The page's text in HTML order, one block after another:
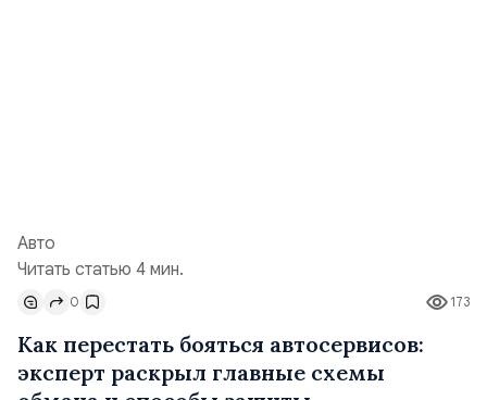
Авто
Читать статью 4 мин.
173
0
Как перестать бояться автосервисов:
эксперт раскрыл главные схемы